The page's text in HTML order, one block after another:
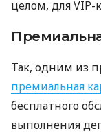
целом, для VIP-
Так, одним из
премиальная
бесплатного
выполнения